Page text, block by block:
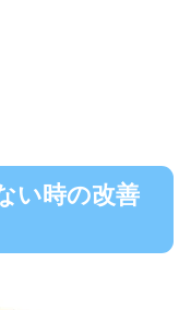
い時の改善